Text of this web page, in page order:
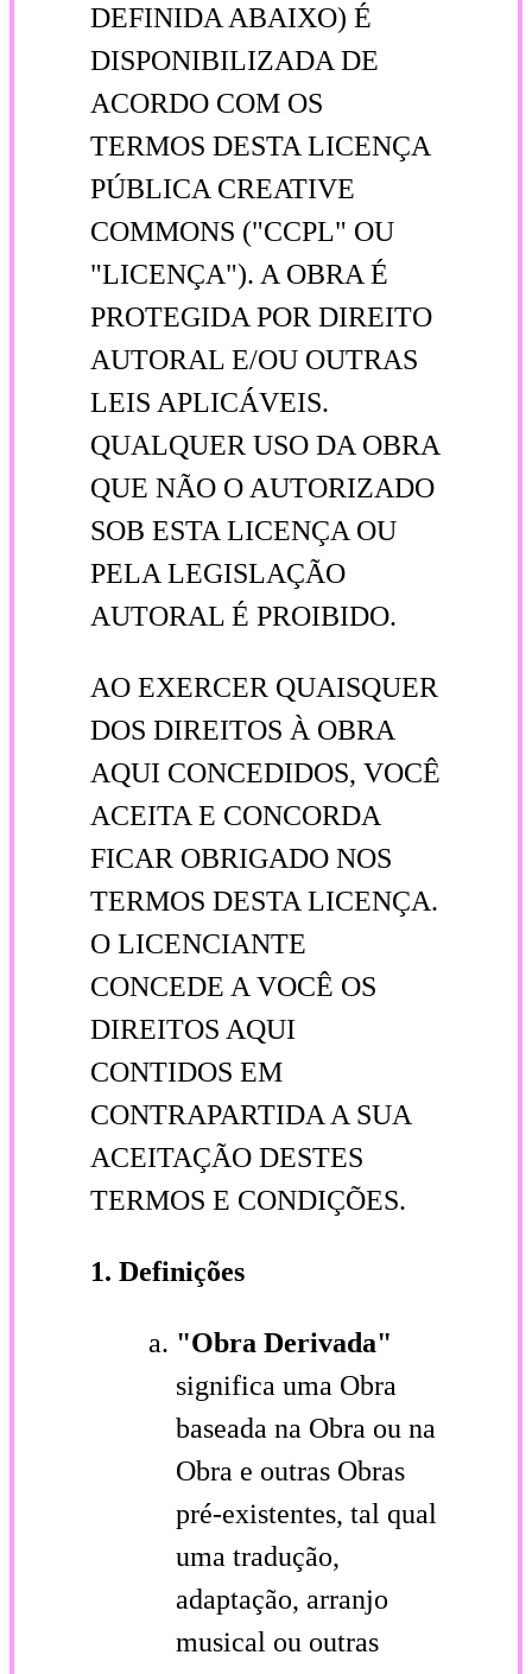
DEFINIDA ABAIXO) É
DISPONIBILIZADA DE
ACORDO COM OS
TERMOS DESTA LICENÇA
PÚBLICA CREATIVE
COMMONS ("CCPL" OU
"LICENÇA"). A OBRA É
PROTEGIDA POR DIREITO
AUTORAL E/OU OUTRAS
LEIS APLICÁVEIS.
QUALQUER USO DA OBRA
QUE NÃO O AUTORIZADO
SOB ESTA LICENÇA OU
PELA LEGISLAÇÃO
AUTORAL É PROIBIDO.
AO EXERCER QUAISQUER
DOS DIREITOS À OBRA
AQUI CONCEDIDOS, VOCÊ
ACEITA E CONCORDA
FICAR OBRIGADO NOS
TERMOS DESTA LICENÇA.
O LICENCIANTE
CONCEDE A VOCÊ OS
DIREITOS AQUI
CONTIDOS EM
CONTRAPARTIDA A SUA
ACEITAÇÃO DESTES
TERMOS E CONDIÇÕES.
1. Definições
"Obra Derivada"
significa uma Obra
baseada na Obra ou na
Obra e outras Obras
pré-existentes, tal qual
uma tradução,
adaptação, arranjo
musical ou outras